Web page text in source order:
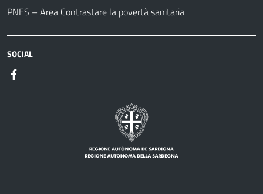
PNES – Area Contrastare la povertà sanitaria
SOCIAL